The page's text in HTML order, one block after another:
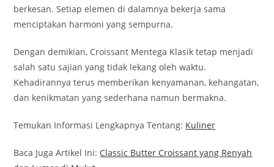
berkesan. Setiap elemen di dalamnya bekerja sama
menciptakan harmoni yang sempurna.
Dengan demikian, Croissant Mentega Klasik tetap menjadi
salah satu sajian yang tidak lekang oleh waktu.
Kehadirannya terus memberikan kenyamanan, kehangatan,
dan kenikmatan yang sederhana namun bermakna.
Temukan Informasi Lengkapnya Tentang: Kuliner
Baca Juga Artikel Ini: Classic Butter Croissant yang Renyah